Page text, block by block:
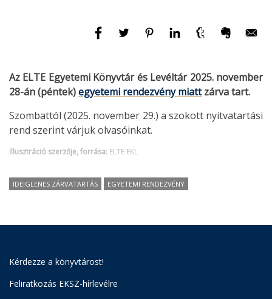
Az ELTE Egyetemi Könyvtár és Levéltár 2025. november
28-án (péntek)egyetemi rendezvény miattzárva tart.
Szombattól (2025. november 29.) a szokott nyitvatartási
rend szerint várjuk olvasóinkat.
Illusztráció szerzője, forrása: ELTE EKL
IDEIGLENES ZÁRVATARTÁS EGYETEMI RENDEZVÉNY
Kérdezze a könyvtárost!
Feliratkozás EKSZ-hírlevélre